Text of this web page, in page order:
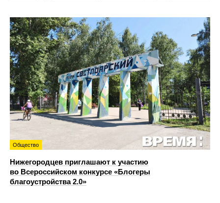
Общество
Нижегородцев приглашают к участию
во Всероссийском конкурсе «Блогеры
благоустройства 2.0»